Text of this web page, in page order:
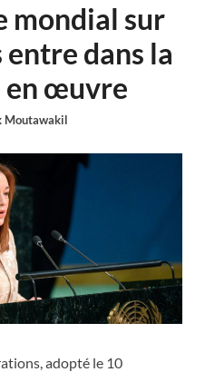
mondial sur
dans la
en œuvre
Moutawakil
adopté le 10